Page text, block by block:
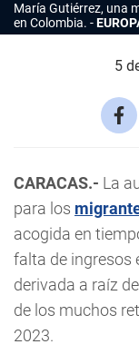
María Gutiérrez, una
en Colombia.
5
CARACAS.- La
para los
acogida en
falta de ingresos
derivada a raíz
de los muchos
2023.